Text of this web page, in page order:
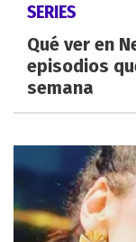
SERIES
Qué ver en
episodios
semana